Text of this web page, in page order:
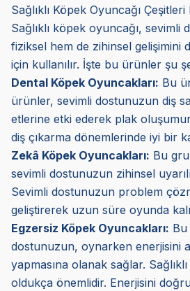
Sağlıklı Köpek Oyuncağı
Sağlıklı köpek oyuncağı, sevimli
fiziksel hem de zihinsel gelişimini
için kullanılır. İşte bu ürünler şu
Dental Köpek Oyuncakları: Bu
ürünler, sevimli dostunuzun diş
etlerine etki ederek plak
diş çıkarma dönemlerinde iyi bir
Zekâ Köpek Oyuncakları: Bu
sevimli dostunuzun zihinsel
Sevimli dostunuzun problem
geliştirerek uzun süre oyunda
Egzersiz Köpek Oyuncakları:
dostunuzun, oynarken enerjisini
yapmasına olanak sağlar.
oldukça önemlidir. Enerjisini